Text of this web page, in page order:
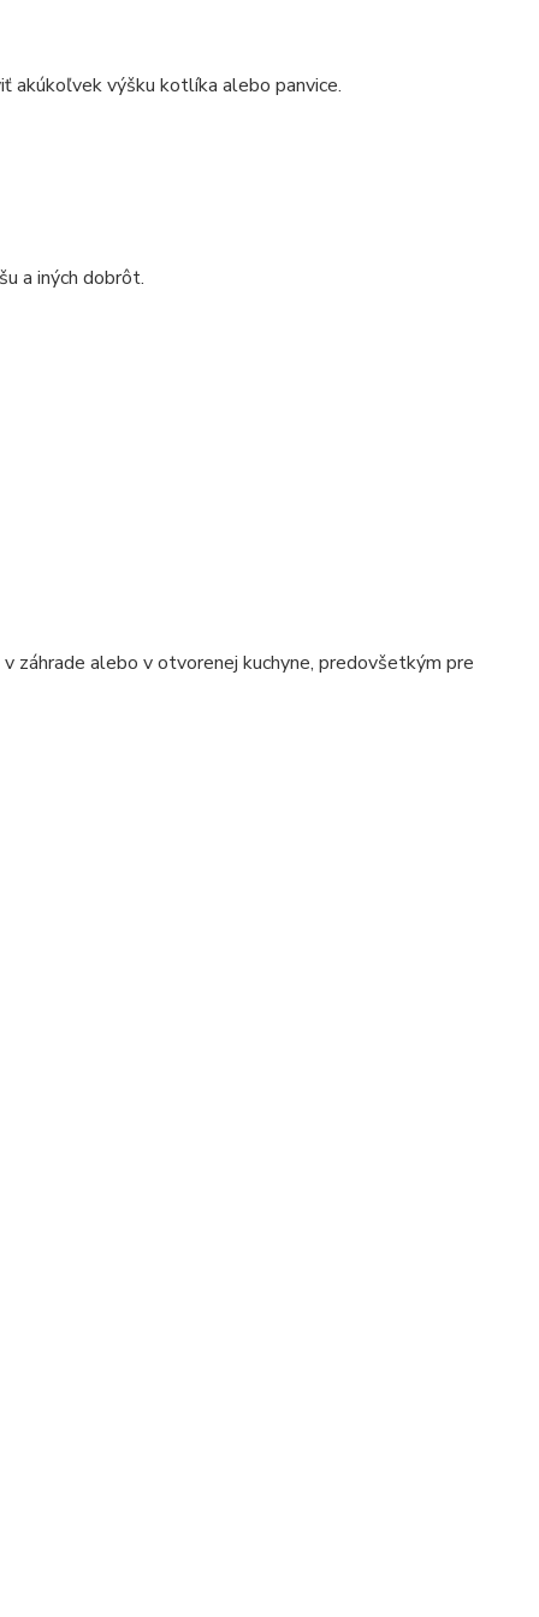
akúkoľvek výšku kotlíka alebo panvice.
a iných dobrôt.
záhrade alebo v otvorenej kuchyne, predovšetkým pre